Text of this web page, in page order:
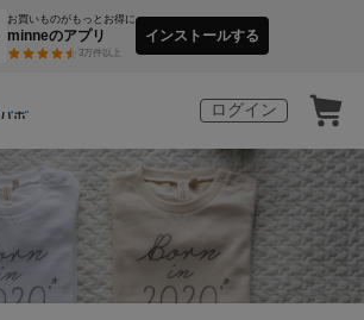
お買いものがもっとお得に
minneのアプリ
3万件以上
インストールする
ログイン